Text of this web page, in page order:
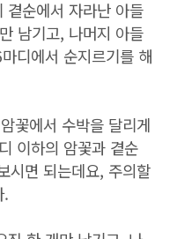
곁순에서 자라난 아들
남기고, 나머지 아들
디에서 순지르기를 해
꽃에서 수박을 달리게
이하의 암꽃과 곁순
시면 되는데요, 주의할
.